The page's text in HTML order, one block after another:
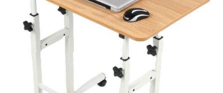
Wonen
Huishouden
Persoonlijke Verzorging